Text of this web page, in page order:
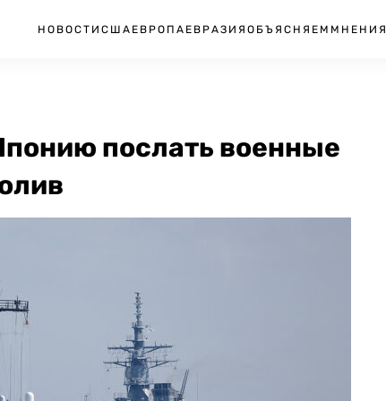
НОВОСТИ США ЕВРОПА ЕВРАЗИЯ ОБЪЯСНЯЕМ МНЕНИЯ
послать военные